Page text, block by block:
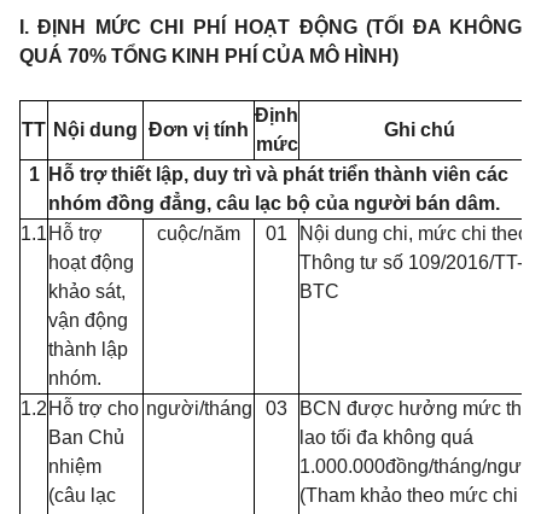
I. ĐỊNH MỨC CHI PHÍ HOẠT ĐỘNG (TỐI ĐA KHÔNG
QUÁ 70% TỔNG KINH PHÍ CỦA MÔ HÌNH)
TT Nội dung Đơn vị tính
Định
mức
Ghi chú
1
Hỗ trợ thiết lập, duy trì và phát triển thành viên các
nhóm đồng đẳng, câu lạc bộ của người bán dâm.
1.1 Hỗ trợ
hoạt động
khảo sát,
vận động
thành lập
nhóm.
cuộc/năm 01
Nội dung chi, mức chi theo
Thông tư số 109/2016/TT-
BTC
1.2 Hỗ trợ cho
Ban Chủ
nhiệm
(câu lạc
người/tháng 03
BCN được hưởng mức thù
lao tối đa không quá
1.000.000đồng/tháng/người
(Tham khảo theo mức chi